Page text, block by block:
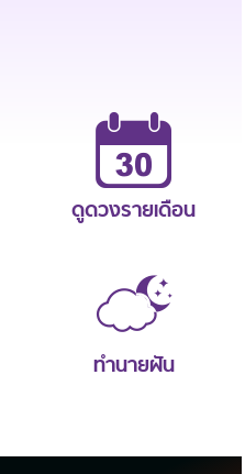
ดูดวงรายเดือน
ทำนายฝัน